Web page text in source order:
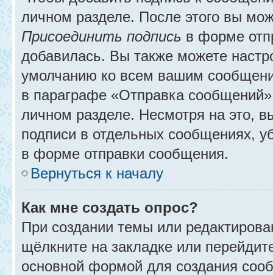
личном разделе. После этого вы
Присоединить подпись в форме
добавилась. Вы также можете
умолчанию ко всем вашим
в параграфе «Отправка
личном разделе. Несмотря на это,
подписи в отдельных сообщениях,
в форме отправки сообщения.
Вернуться к началу
Как мне создать опрос?
При создании темы или
щёлкните на закладке или
основной формой для создания